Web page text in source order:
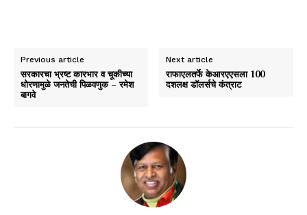
Previous article
सरकारचा भ्रष्ट कारभार व चूकीच्या
धोरणामुळे जनतेची पिळवणुक – रमेश
बागवे
Next article
राफाएलतर्फे केआरएएसला 100
दशलक्ष डॉलर्सचे कंत्राट